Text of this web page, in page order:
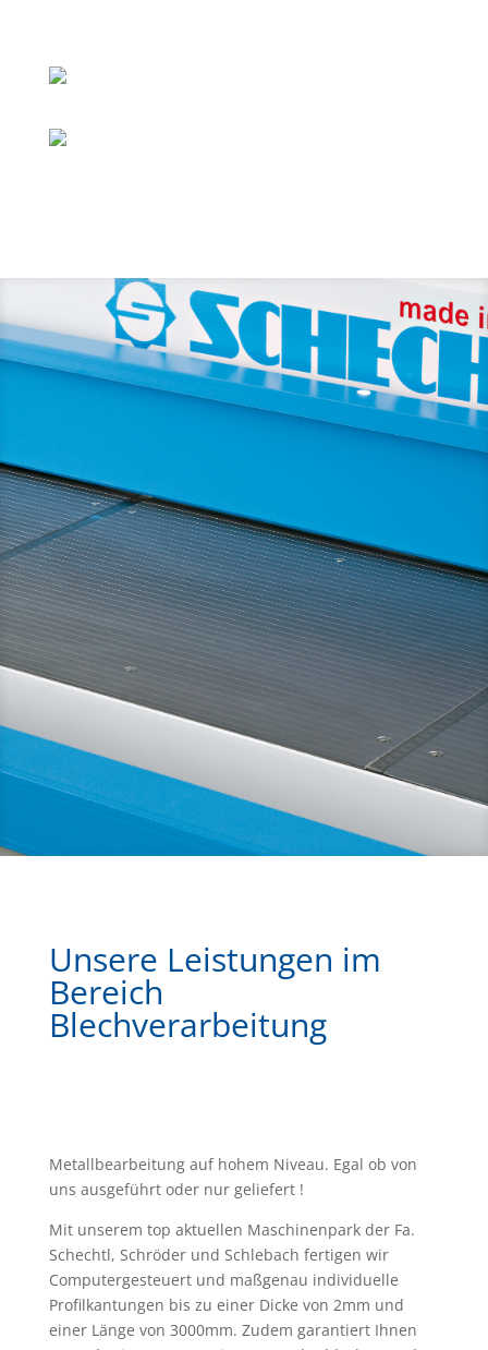
Unsere Leistungen im
Bereich
Blechverarbeitung
Metallbearbeitung auf hohem Niveau. Egal ob von
uns ausgeführt oder nur geliefert !
Mit unserem top aktuellen Maschinenpark der Fa.
Schechtl, Schröder und Schlebach fertigen wir
Computergesteuert und maßgenau individuelle
Profilkantungen bis zu einer Dicke von 2mm und
einer Länge von 3000mm. Zudem garantiert Ihnen